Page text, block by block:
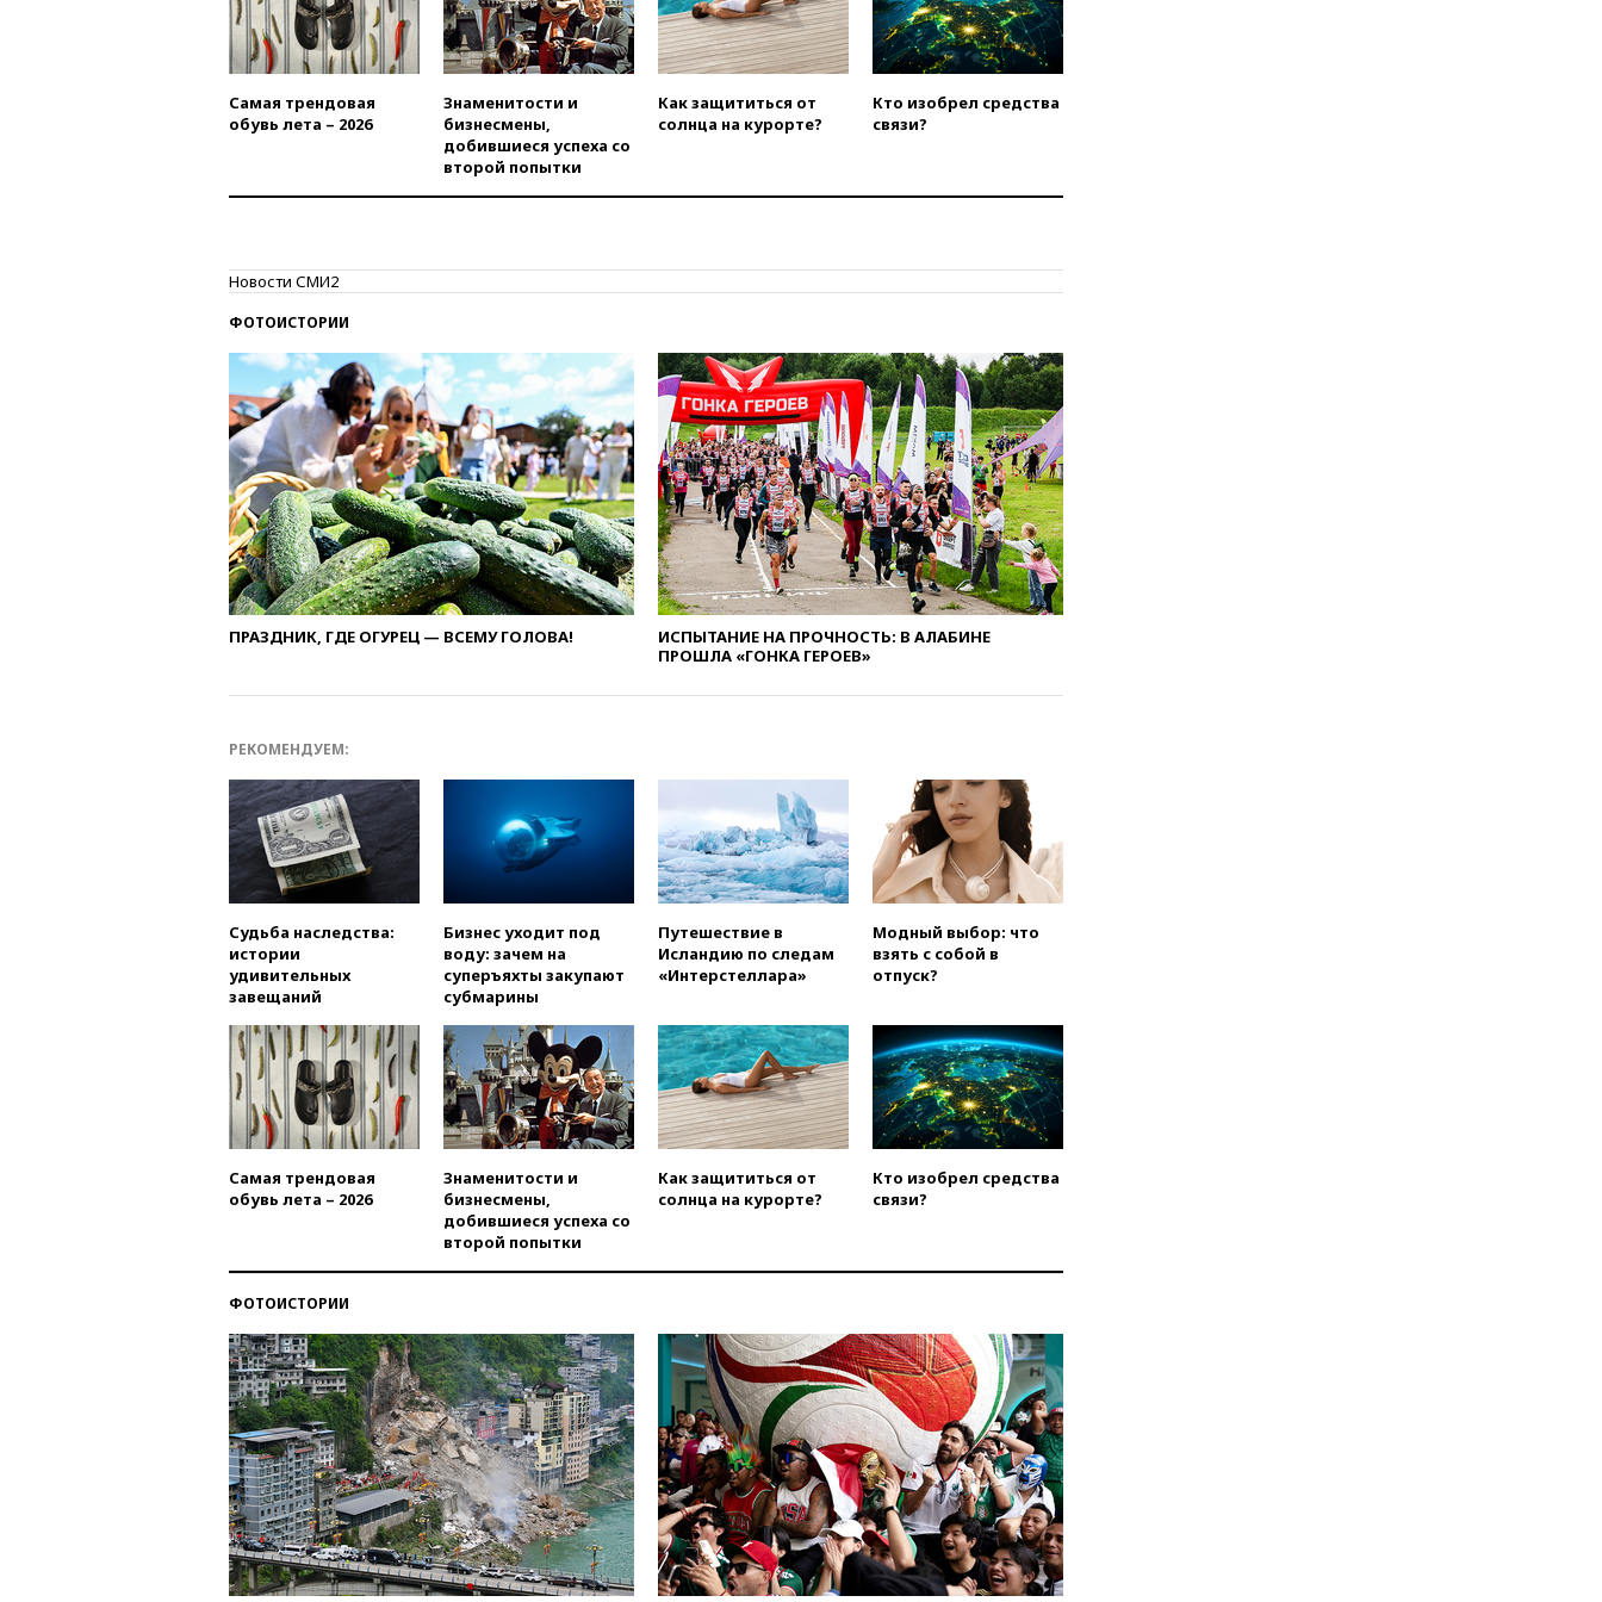
вчера, 20:12Минобороны
Болгарии: упавший в стране
беспилотник, скорее всего,
вчера, 19:29 ОАЭ обвинили
Ормузе
хранилищах достиг
антирекорда
Кушнер могут вскоре посетить
Москву и Киев
вчера, 17:43«Тиса» выдвинула
экс-председателя Верховного
суда на пост президента
Венгрии
вчера, 16:50Politico: «Газовая
авантюра Германии ставит под
угрозу европейскую зиму»
вчера, 16:16Беспилотник
взорвался вблизи
газопровода в Болгарии
Белгородской области погиб
вчера, 14:43Турция
ограничила судоходство в
Черном море
вчера, 14:20Генпрокурором
США стал Тодд Бланш
вчера, 13:37 Пляжи
Геленджика закрыты из-за
вчера, 13:03Испания ввела
погранконтроль для
итальянских туристов
вчера, 12:27Возгорание на
Ильском НПЗ, вызванное
атакой БПЛА, потушили
вчера, 11:47 Суд оставил под
под Самарой погибли два
человека
вчера, 10:27Движение по
трассе «Новороссия»
восстановлено
вчера, 09:55Силы ПВО
перехватили за утро 85 БПЛА
над территорией РФ
вчера, 09:25 Ильский НПЗ на
Кубани загорелся после
падения обломков дрона
Самая трендовая
обувь лета – 2026
Знаменитости и
бизнесмены,
добившиеся успеха со
второй попытки
Как защититься от
солнца на курорте?
Кто изобрел средства
связи?
Новости СМИ2
ФОТОИСТОРИИ
ПРАЗДНИК, ГДЕ ОГУРЕЦ — ВСЕМУ ГОЛОВА!
ИСПЫТАНИЕ НА ПРОЧНОСТЬ: В АЛАБИНЕ
ПРОШЛА «ГОНКА ГЕРОЕВ»
РЕКОМЕНДУЕМ:
Судьба наследства:
истории
удивительных
завещаний
Бизнес уходит под
воду: зачем на
суперъяхты закупают
субмарины
Путешествие в
Исландию по следам
«Интерстеллара»
Модный выбор: что
взять с собой в
отпуск?
Самая трендовая
обувь лета – 2026
Знаменитости и
бизнесмены,
добившиеся успеха со
второй попытки
Как защититься от
солнца на курорте?
Кто изобрел средства
связи?
ФОТОИСТОРИИ